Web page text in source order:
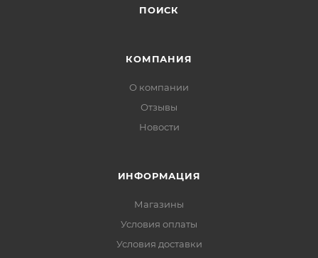
ПОИСК
КОМПАНИЯ
О компании
Отзывы
Новости
ИНФОРМАЦИЯ
Магазины
Условия оплаты
Условия доставки